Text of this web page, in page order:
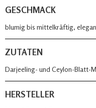
GESCHMACK
blumig bis mittelkräftig,
ZUTATEN
Darjeeling- und Ceylon-Blatt-
HERSTELLER